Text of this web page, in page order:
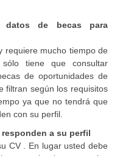
de becas para
requiere mucho tiempo de
tiene que consultar
de oportunidades de
filtran según los requisitos
ya que no tendrá que
con su perfil.
a su perfil
CV . En lugar usted debe